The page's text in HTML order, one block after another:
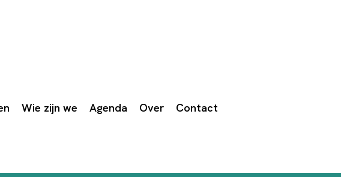
Wie zijn we Agenda Over Contact